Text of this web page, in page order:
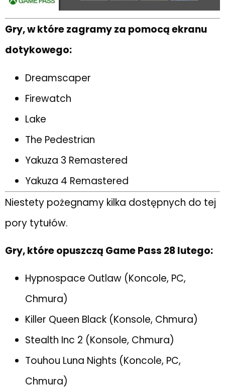
Gry, w które zagramy za pomocą ekranu
dotykowego:
Dreamscaper
Firewatch
Lake
The Pedestrian
Yakuza 3 Remastered
Yakuza 4 Remastered
Niestety pożegnamy kilka dostępnych do tej
pory tytułów.
Gry, które opuszczą Game Pass 28 lutego:
Hypnospace Outlaw (Koncole, PC,
Chmura)
Killer Queen Black (Konsole, Chmura)
Stealth Inc 2 (Konsole, Chmura)
Touhou Luna Nights (Koncole, PC,
Chmura)